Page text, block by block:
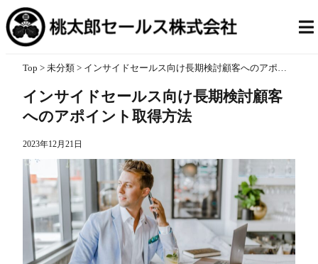
Top > 未分類 > インサイドセールス向け長期検討顧客へのアポイント取得方法
インサイドセールス向け長期検討顧客
へのアポイント取得方法
2023年12月21日